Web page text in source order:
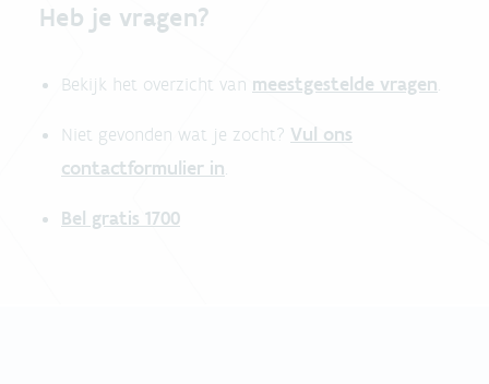
Heb je vragen?
Bekijk het overzicht van meestgestelde vragen.
Niet gevonden wat je zocht? Vul ons
contactformulier in.
Bel gratis 1700